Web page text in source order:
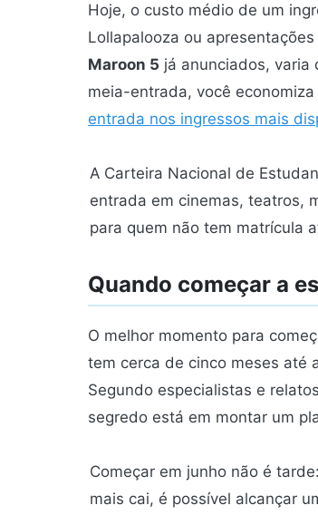
Hoje, o custo médio de um
Lollapalooza ou
Maroon 5 já anunciados, varia
meia-entrada, você
entrada nos ingressos mais
A Carteira Nacional de
entrada em cinemas, teatros,
para quem não tem matrícula
Quando começar a
O melhor momento para
tem cerca de cinco meses até
Segundo especialistas e
segredo está em montar um
Começar em junho não é
mais cai, é possível alcançar